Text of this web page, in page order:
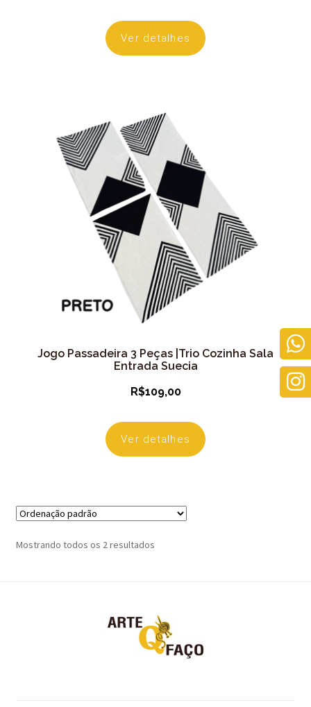
Ver detalhes
Jogo Passadeira 3 Peças |Trio Cozinha Sala
Entrada Suecia
R$109,00
Ver detalhes
Mostrando todos os 2 resultados